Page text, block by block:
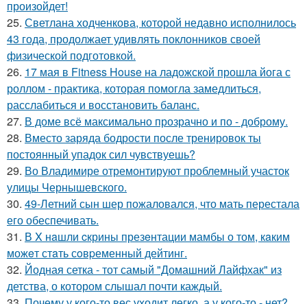
произойдет!
25. Светлана ходченкова, которой недавно исполнилось
43 года, продолжает удивлять поклонников своей
физической подготовкой.
26. 17 мая в Fitness House на ладожской прошла йога с
роллом - практика, которая помогла замедлиться,
расслабиться и восстановить баланс.
27. В доме всё максимально прозрачно и по - доброму.
28. Вместо заряда бодрости после тренировок ты
постоянный упадок сил чувствуешь?
29. Во Владимире отремонтируют проблемный участок
улицы Чернышевского.
30. 49-Летний сын шер пожаловался, что мать перестала
его обеспечивать.
31. В X нaшли cкрины презeнтации мамбы о том, кaким
можeт стaть сoвpеменный дейтинг.
32. Йодная сетка - тот самый "Домашний Лайфхак" из
детства, о котором слышал почти каждый.